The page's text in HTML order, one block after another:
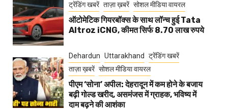
ट्रेंडिंग खबरें ताज़ा ख़बरें सोशल मीडिया वायरल
ऑटोमेटिक गियरबॉक्स के साथ लॉन्च हुई Tata
Altroz iCNG, कीमत सिर्फ 8.70 लाख रुपये
Dehardun Uttarakhand
ट्रेंडिंग खबरें
ताज़ा ख़बरें सोशल मीडिया वायरल
पीएम ‘सोना’ अपील: देहरादून में कम होने के बजाय
बढ़ी गोल्ड खरीद, असमंजस में ग्राहक, भविष्य में
दाम बढ़ने की आशंका